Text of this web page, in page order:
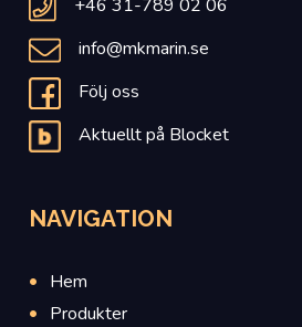
+46 31-789 02 06
info@mkmarin.se
Följ oss
Aktuellt på Blocket
NAVIGATION
Hem
Produkter